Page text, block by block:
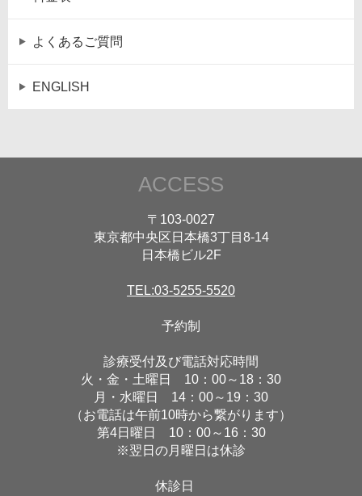
よくあるご質問
ENGLISH
ACCESS
〒103-0027
東京都中央区日本橋3丁目8-14
日本橋ビル2F
TEL:03-5255-5520
予約制
診療受付及び電話対応時間
火・金・土曜日 10：00～18：30
月・水曜日 14：00～19：30
（お電話は午前10時から繋がります）
第4日曜日 10：00～16：30
※翌日の月曜日は休診
休診日